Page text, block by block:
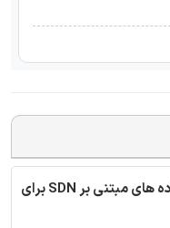
ترجمه مقاله امنیت انتقال داده های مبتنی بر SDN برای